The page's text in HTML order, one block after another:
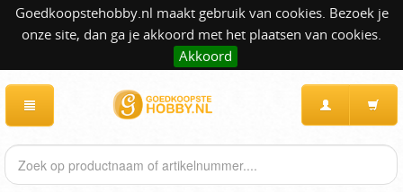
Goedkoopstehobby.nl maakt gebruik van cookies. Bezoek je
onze site, dan ga je akkoord met het plaatsen van cookies.
Akkoord